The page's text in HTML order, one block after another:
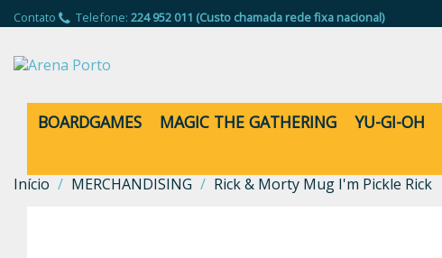
Contato Telefone: 224 952 011 (Custo chamada rede fixa nacional)
BOARDGAMES MAGIC THE GATHERING YU-GI-OH
Início MERCHANDISING Rick & Morty Mug I'm Pickle Rick